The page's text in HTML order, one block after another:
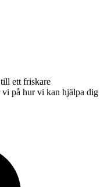
ett friskare
på hur vi kan hjälpa dig